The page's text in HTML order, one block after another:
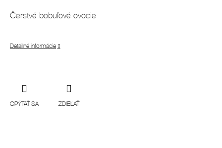
Čerstvé bobuľové ovocie
Detailné informácie
OPÝTAŤ SA ZDIEĽAŤ